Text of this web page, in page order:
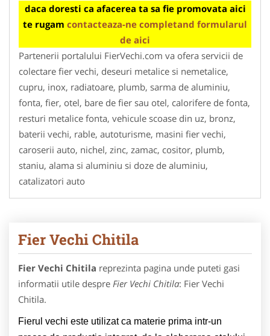
daca doresti ca afacerea ta sa fie promovata aici
te rugam contacteaza-ne completand formularul
de aici
Partenerii portalului FierVechi.com va ofera servicii de
colectare fier vechi, deseuri metalice si nemetalice,
cupru, inox, radiatoare, plumb, sarma de aluminiu,
fonta, fier, otel, bare de fier sau otel, calorifere de fonta,
resturi metalice fonta, vehicule scoase din uz, bronz,
baterii vechi, rable, autoturisme, masini fier vechi,
caroserii auto, nichel, zinc, zamac, cositor, plumb,
staniu, alama si aluminiu si doze de aluminiu,
catalizatori auto
Fier Vechi Chitila
Fier Vechi Chitila reprezinta pagina unde puteti gasi
informatii utile despre Fier Vechi Chitila: Fier Vechi
Chitila.
Fierul vechi este utilizat ca materie prima intr-un